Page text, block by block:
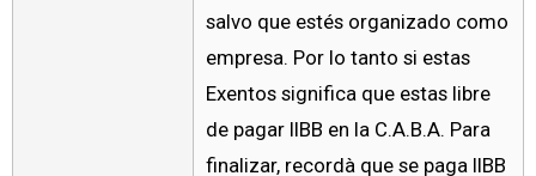
salvo que estés organizado como
empresa. Por lo tanto si estas
Exentos significa que estas libre
de pagar IIBB en la C.A.B.A. Para
finalizar, recordà que se paga IIBB